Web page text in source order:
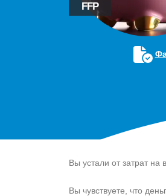
FFP
Вы устали от затрат
Вы чувствуете, что